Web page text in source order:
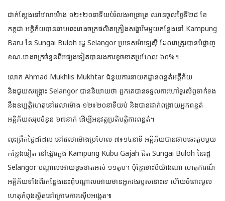
ជាក់ស្តែងនៅវេលាម៉ោង ១២៖២០នាទីយប់រំលងអាធ្រាត្រ ឈានចូលថ្ងៃទី២៨ ខែ
កក្កដា អគ្គិភ័យបានឆាបឆេះរោងចក្រផលិតគ្រឿងសង្ហារិមមួយកន្លែងនៅ Kampung
Baru នៃ Sungai Buloh រដ្ឋ Selangor ប្រទេសម៉ាឡេស៊ី ដែលវាត្រូវបានបំផ្លាញ
ខណៈរោងចក្រចំនួនពីរផ្សេងទៀតបានរងការខូចខាតប្រហែល ៦០%។
លោក Ahmad Mukhlis Mukhtar ជំនួយការនាយកដ្ឋានពន្លត់អគ្គីភ័យ
និងជួយសង្គ្រោះ Selangor បាននិយាយថា ពួកគេបានទទួលការហៅទូរស័ព្ទទាក់ទង
នឹងឧប្បត្តិហេតុនៅវេលាម៉ោង ១២៖២០នាទីយប់ និងបានដាក់ពង្រាយអ្នកពន្លត់
អគ្គិភ័យសរុបចំនួន ៦៧នាក់ ដើម្បីអនុវត្តប្រតិបត្តិការពន្លត់។
លុះព្រឹកថ្ងៃដដែល នៅវេលាម៉ោងប្រហែល ៧៖១៤នាទី អគ្គិភ័យបានឆាបឆេះតូបមួយ
កន្លែងទៀត នៅផ្សារក្នុង Kampung Kubu Gajah ជិត Sungai Buloh នៃរដ្ឋ
Selangor បណ្តាលអោយខូចខាតអស់ ១១តូប។ ប៉ុន្តែទោះបីយ៉ាងណា ហេតុការណ៍
អគ្គិភ័យទាំងពីរកន្លែងនេះពុំបណ្តាលអោយមានអ្នករងរបួសនោះទេ ហើយចំពោះមូល
ហេតុកំពុងស្ថិតនៅក្រោមការស៊ើបអង្កេត៕